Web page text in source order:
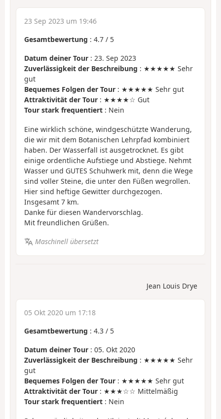
23 Sep 2023 um 19:46
Gesamtbewertung : 4.7 / 5
Datum deiner Tour : 23. Sep 2023
Zuverlässigkeit der Beschreibung : ★★★★★ Sehr
gut
Bequemes Folgen der Tour : ★★★★★ Sehr gut
Attraktivität der Tour : ★★★★☆ Gut
Tour stark frequentiert : Nein
Eine wirklich schöne, windgeschützte Wanderung,
die wir mit dem Botanischen Lehrpfad kombiniert
haben. Der Wasserfall ist ausgetrocknet. Es gibt
einige ordentliche Aufstiege und Abstiege. Nehmt
Wasser und GUTES Schuhwerk mit, denn die Wege
sind voller Steine, die unter den Füßen wegrollen.
Hier sind heftige Gewitter durchgezogen.
Insgesamt 7 km.
Danke für diesen Wandervorschlag.
Mit freundlichen Grüßen.
Maschinell übersetzt
Jean Louis Drye
05 Okt 2020 um 17:18
Gesamtbewertung : 4.3 / 5
Datum deiner Tour : 05. Okt 2020
Zuverlässigkeit der Beschreibung : ★★★★★ Sehr
gut
Bequemes Folgen der Tour : ★★★★★ Sehr gut
Attraktivität der Tour : ★★★☆☆ Mittelmäßig
Tour stark frequentiert : Nein